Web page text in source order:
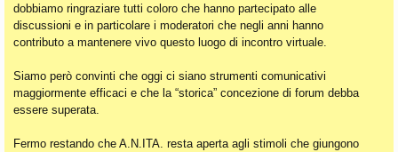
pi
di
dobbiamo ringraziare tutti coloro che hanno partecipato alle
discussioni e in particolare i moderatori che negli anni hanno
contributo a mantenere vivo questo luogo di incontro virtuale.
Siamo però convinti che oggi ci siano strumenti comunicativi
maggiormente efficaci e che la “storica” concezione di forum debba
essere superata.
Fermo restando che A.N.ITA. resta aperta agli stimoli che giungono